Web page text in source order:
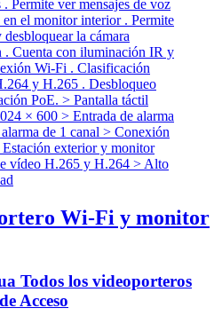
Wi-Fi y monitor
Todos los videoporteros
Acceso